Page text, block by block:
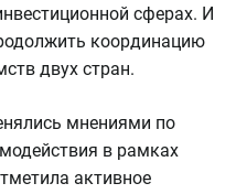
сферах. И
координацию
двух стран.
мнениями по
в рамках
активное